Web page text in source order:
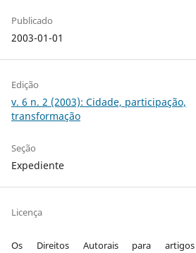
Publicado
2003-01-01
Edição
v. 6 n. 2 (2003): Cidade, participação,
transformação
Seção
Expediente
Licença
Os Direitos Autorais para artigos